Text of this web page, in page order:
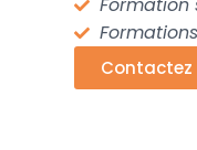
Formation